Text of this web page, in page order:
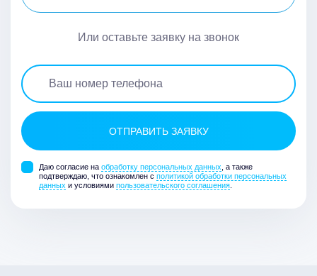
Или оставьте заявку на звонок
Даю согласие на обработку персональных данных , а также
подтверждаю, что ознакомлен с политикой обработки персональных
данных и условиями пользовательского соглашения